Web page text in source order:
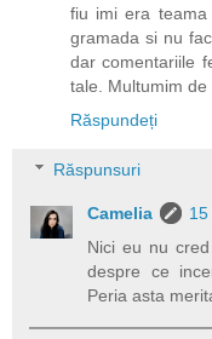
fiu imi era teama
gramada si nu
dar comentariile
tale. Multumim de
Răspundeți
Răspunsuri
Camelia
Nici eu nu
despre ce
Peria asta